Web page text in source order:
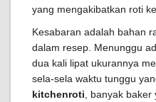
yang mengakibatkan roti
Kesabaran adalah bahan
dalam resep. Menunggu
dua kali lipat ukurannya
sela-sela waktu tunggu
kitchenroti , banyak